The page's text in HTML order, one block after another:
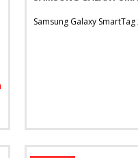
Samsung Galaxy SmartTag